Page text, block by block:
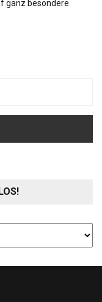
ganz besondere